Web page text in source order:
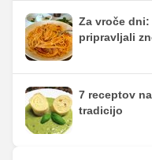
Za vroče
pripravljali
7 receptov
tradicijo